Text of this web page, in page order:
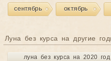
сентябрь октябрь
Луна без курса на другие
луна без курса на 2020 год